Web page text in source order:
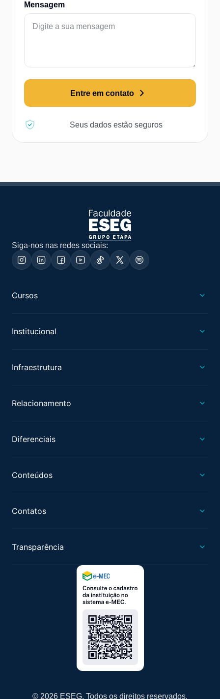
Mensagem
Entre em contato
Seus dados estão seguros
Siga-nos nas redes sociais:
Cursos
Institucional
Infraestrutura
Relacionamento
Diferenciais
Conteúdos
Contatos
Transparência
© 2026 ESEG. Todos os direitos reservados.